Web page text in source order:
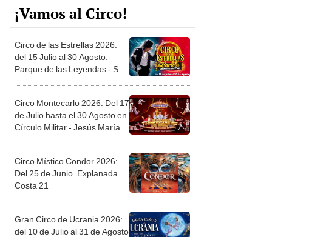
¡Vamos al Circo!
Circo de las Estrellas 2026:
del 15 Julio al 30 Agosto.
Parque de las Leyendas - San
Circo Montecarlo 2026: Del 17
de Julio hasta el 30 Agosto en
Círculo Militar - Jesús María
Circo Místico Condor 2026:
Del 25 de Junio. Explanada
Costa 21
Gran Circo de Ucrania 2026:
del 10 de Julio al 31 de Agosto